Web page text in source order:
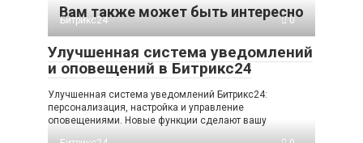
Вам также может быть интересно
Битрикс24 0
Улучшенная система уведомлений
и оповещений в Битрикс24
Улучшенная система уведомлений Битрикс24:
персонализация, настройка и управление
оповещениями. Новые функции сделают вашу